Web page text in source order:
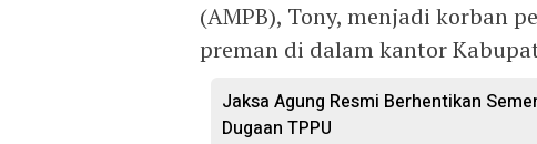
(AMPB), Tony, menjadi korban
preman di dalam kantor
Jaksa Agung Resmi Berhentikan
Dugaan TPPU